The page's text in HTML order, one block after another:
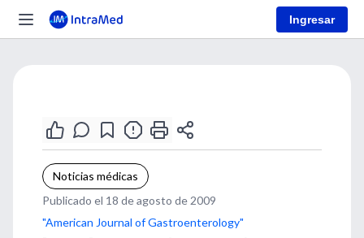
Ingresar
Noticias médicas
Publicado el 18 de agosto de 2009
"American Journal of Gastroenterology"